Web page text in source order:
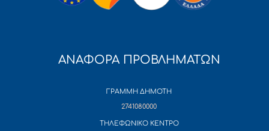
ΑΝΑΦΟΡΑ ΠΡΟΒΛΗΜΑΤΩΝ
ΓΡΑΜΜΗ ΔΗΜΟΤΗ
2741080000
ΤΗΛΕΦΩΝΙΚΟ ΚΕΝΤΡΟ